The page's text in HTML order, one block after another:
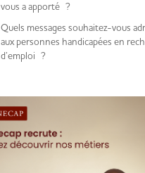
vous a apporté ?
Quels messages souhaitez-vous
aux personnes handicapées en
d’emploi ?